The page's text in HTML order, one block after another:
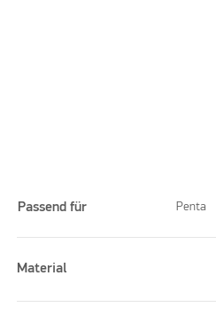
Passend für Penta
Material